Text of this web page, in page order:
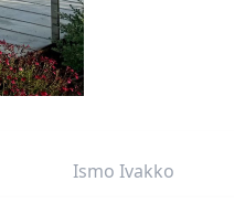
Ismo Ivakko